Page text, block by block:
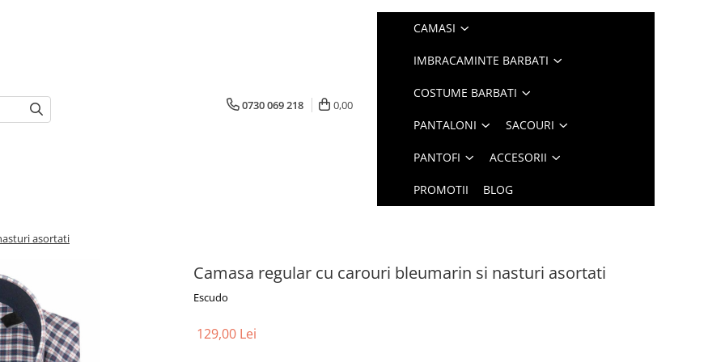
0730 069 218 0,00
CAMASI
IMBRACAMINTE BARBATI
COSTUME BARBATI
PANTALONI SACOURI
PANTOFI ACCESORII
PROMOTII BLOG
asortati
Camasa regular cu carouri bleumarin si nasturi asortati
Escudo
129,00 Lei